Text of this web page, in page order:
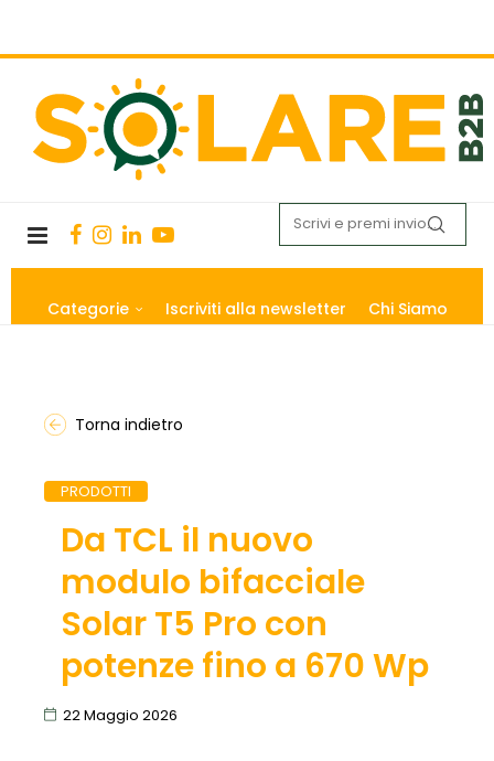
Categorie Iscriviti alla newsletter Chi Siamo
Torna indietro
PRODOTTI
Da TCL il nuovo
modulo bifacciale
Solar T5 Pro con
potenze fino a 670 Wp
22 Maggio 2026